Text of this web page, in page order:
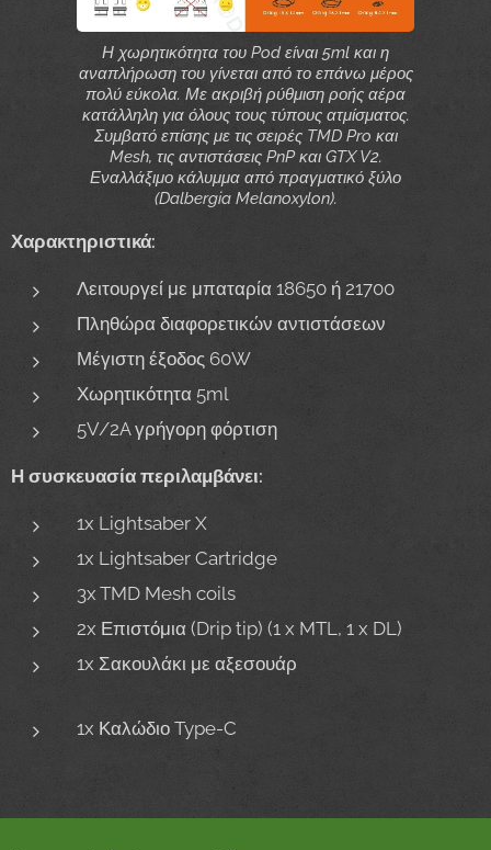
Η χωρητικότητα του Pod είναι 5ml και η
αναπλήρωση του γίνεται από το επάνω μέρος
πολύ εύκολα. Με ακριβή ρύθμιση ροής αέρα
κατάλληλη για όλους τους τύπους ατμίσματος.
Συμβατό επίσης με τις σειρές TMD Pro και
Mesh, τις αντιστάσεις PnP και GTX V2.
Εναλλάξιμο κάλυμμα από πραγματικό ξύλο
(Dalbergia Melanoxylon).
Χαρακτηριστικά:
Λειτουργεί με μπαταρία 18650 ή 21700
Πληθώρα διαφορετικών αντιστάσεων
Μέγιστη έξοδος 60W
Χωρητικότητα 5ml
5V/2A γρήγορη φόρτιση
Η συσκευασία περιλαμβάνει:
1x Lightsaber X
1x Lightsaber Cartridge
3x TMD Mesh coils
2x Επιστόμια (Drip tip) (1 x MTL, 1 x DL)
1x Σακουλάκι με αξεσουάρ
1x Καλώδιο Type-C